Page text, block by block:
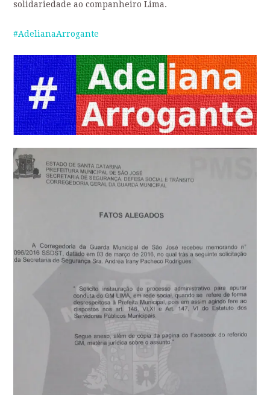
solidariedade ao companheiro Lima.
‪#‎AdelianaArrogante‬